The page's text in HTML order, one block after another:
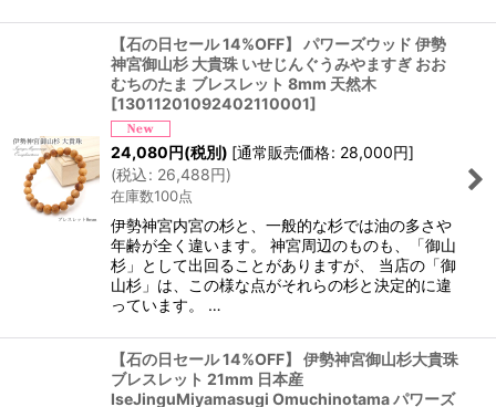
【石の日セール 14%OFF】 パワーズウッド 伊勢
神宮御山杉 大貴珠 いせじんぐうみやますぎ おお
むちのたま ブレスレット 8mm 天然木
[13011201092402110001]
24,080円(税別) [通常販売価格: 28,000円]
(税込: 26,488円)
在庫数100点
伊勢神宮内宮の杉と、一般的な杉では油の多さや
年齢が全く違います。 神宮周辺のものも、「御山
杉」として出回ることがありますが、 当店の「御
山杉」は、この様な点がそれらの杉と決定的に違
っています。 …
【石の日セール 14%OFF】 伊勢神宮御山杉大貴珠
ブレスレット 21mm 日本産
IseJinguMiyamasugi Omuchinotama パワーズ